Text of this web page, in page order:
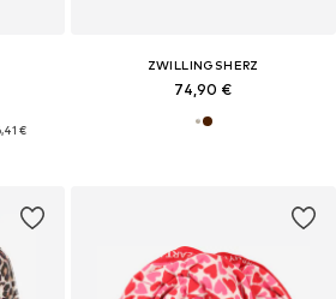
€
ZWILLINGSHERZ
74,90 €